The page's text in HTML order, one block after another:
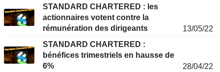
STANDARD CHARTERED : les
actionnaires votent contre la
rémunération des dirigeants
13/05/22
STANDARD CHARTERED :
bénéfices trimestriels en hausse de
6%
28/04/22